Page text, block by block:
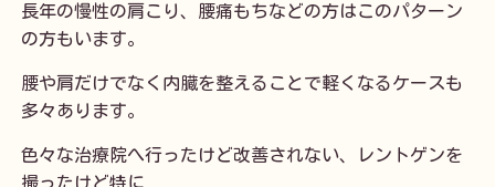
長年の慢性の肩こり、腰痛もちなどの方はこのパターン
の方もいます。
腰や肩だけでなく内臓を整えることで軽くなるケースも
多々あります。
色々な治療院へ行ったけど改善されない、レントゲンを